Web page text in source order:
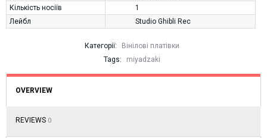
Кількість носіїв
1
Лейбл
Studio Ghibli Rec
Категорії:
Вінілові платівки
Tags:
miyadzaki
OVERVIEW
REVIEWS 0